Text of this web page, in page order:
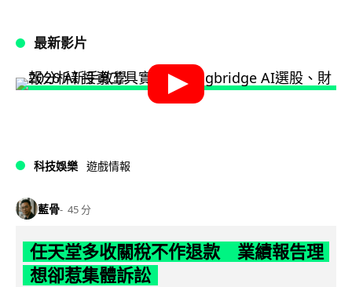
最新影片
科技娛樂 遊戲情報
藍骨 45 分
任天堂多收關稅不作退款 業績報告理
想卻惹集體訴訟